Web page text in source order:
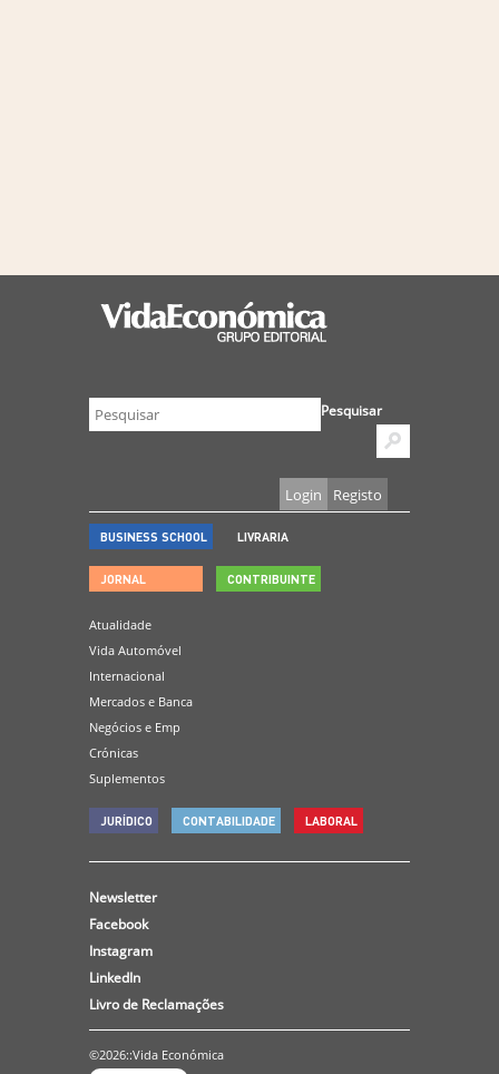
Pesquisar
Login Registo
BUSINESS SCHOOL LIVRARIA
JORNAL
Atualidade
Vida Automóvel
Internacional
Mercados e Banca
Negócios e Emp
Crónicas
Suplementos
CONTRIBUINTE
JURÍDICO CONTABILIDADE LABORAL
Newsletter
Facebook
Instagram
LinkedIn
Livro de Reclamações
©2026::Vida Económica